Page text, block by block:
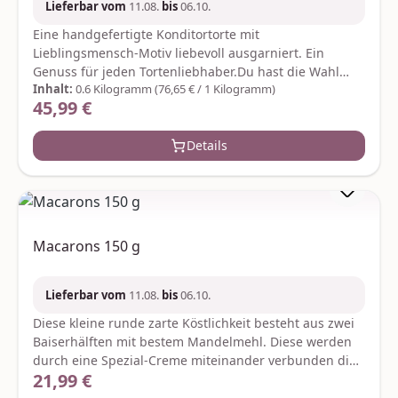
Lieferbar vom 11.08. bis06.10.
Eine handgefertigte Konditortorte mit
Lieblingsmensch-Motiv liebevoll ausgarniert. Ein
Genuss für jeden Tortenliebhaber.Du hast die Wahl
zwischen der Tortenbasis Florenzer Art eine mit
Vollmilch Schokolade überzogene Torte mit frischen
Haselnüssen und Nougat-Creme oder der Tortenbasis
Sacher Art eine mit Zartbitter-Schokolade überzogene
Torte aus dunkeln Tortenböden mit Nougat-Creme
Creme. Das Gewicht beträgt ca. 600 Gramm.
bruchsicherer Verpackung und rotem Geschenkkarton.
Basis Sachertorte:Zutaten: Zucker, Kakaomasse, Vollei,
Rapsöl), Kakaobutter, Kakaopulver, Vollmilchpulver,
Weizenmehl, Aprikosen, Zitronenmark, Salz, Gewürze;
Emulgator: Sojalecithin; Backtriebmittel:
Natriumhydrogencarbonat; Geliermittel: Pektine;
Säuerungsmittel: ZitronensäureKann Spuren von
anderen Schalenfrüchten enthalten.Nährwerte pro 100
Inhalt: 0.6 Kilogramm (76,65 € / 1 Kilogramm)
Regulärer Preis:
45,99 €
Details
Macarons 150 g
Lieferbar vom 11.08. bis06.10.
Diese kleine runde zarte Köstlichkeit besteht aus zwei
Baiserhälften mit bestem Mandelmehl. Diese werden
durch eine Spezial-Creme miteinander verbunden die
beiden Baiserhälften bleiben weich-zart. Es handelt
Regulärer Preis:
21,99 €